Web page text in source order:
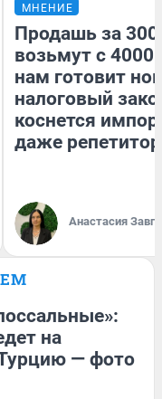
МНЕНИЕ
Продашь за
возьмут с
нам готовит
налоговый
коснется
даже
Анастасия
на
— фото